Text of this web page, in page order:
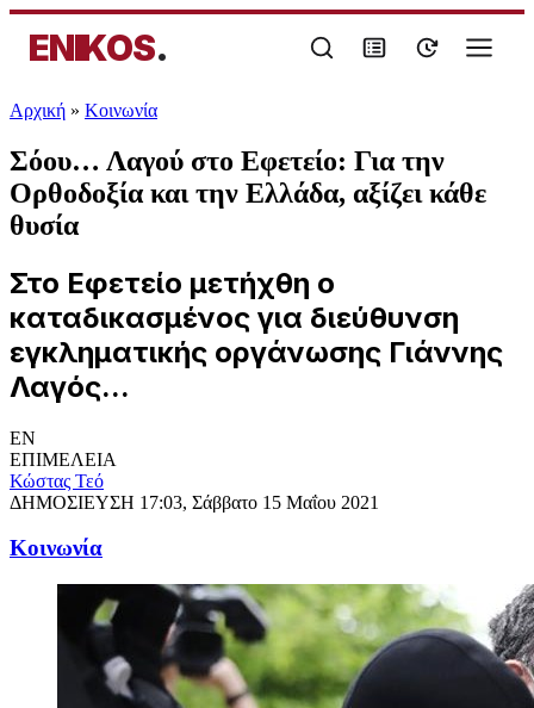
ENIKOS.
Αρχική » Κοινωνία
Σόου… Λαγού στο Εφετείο: Για την
Ορθοδοξία και την Ελλάδα, αξίζει κάθε
θυσία
Στο Εφετείο μετήχθη ο
καταδικασμένος για διεύθυνση
εγκληματικής οργάνωσης Γιάννης
Λαγός...
EN
ΕΠΙΜΕΛΕΙΑ
Κώστας Τεό
ΔΗΜΟΣΙΕΥΣΗ 17:03, Σάββατο 15 Μαΐου 2021
Κοινωνία